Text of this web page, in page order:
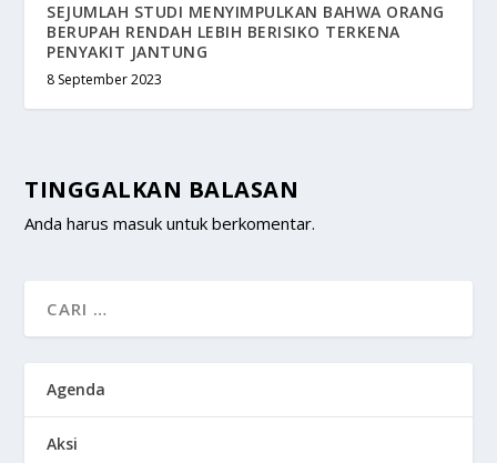
SEJUMLAH STUDI MENYIMPULKAN BAHWA ORANG
BERUPAH RENDAH LEBIH BERISIKO TERKENA
PENYAKIT JANTUNG
8 September 2023
TINGGALKAN BALASAN
Anda harusmasuk untuk berkomentar.
Agenda
Aksi